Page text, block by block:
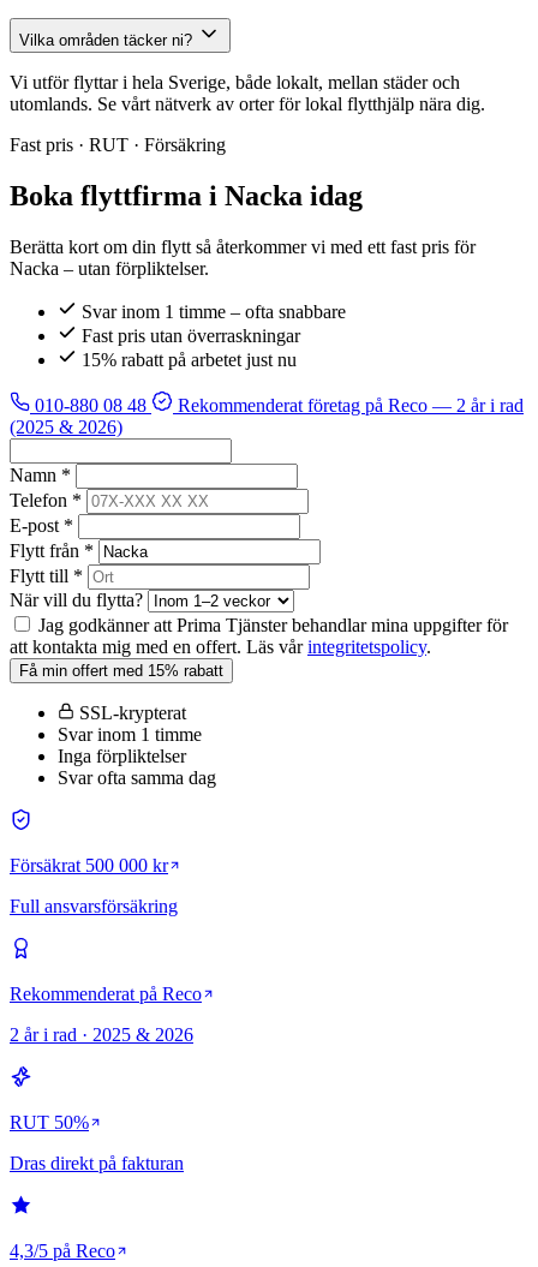
Vilka områden täcker ni?
Vi utför flyttar i hela Sverige, både lokalt, mellan städer och
utomlands. Se vårt nätverk av orter för lokal flytthjälp nära dig.
Fast pris · RUT · Försäkring
Boka flyttfirma i Nacka idag
Berätta kort om din flytt så återkommer vi med ett fast pris för
Nacka – utan förpliktelser.
Svar inom 1 timme – ofta snabbare
Fast pris utan överraskningar
15% rabatt på arbetet just nu
010-880 08 48 Rekommenderat företag på Reco — 2 år i rad
(2025 & 2026)
Namn *
Telefon *
E-post *
Flytt från *
Flytt till *
När vill du flytta?
Jag godkänner att Prima Tjänster behandlar mina uppgifter för
att kontakta mig med en offert. Läs vårintegritetspolicy.
Få min offert med 15% rabatt
SSL-krypterat
Svar inom 1 timme
Inga förpliktelser
Svar ofta samma dag
Försäkrat 500 000 kr
Full ansvarsförsäkring
Rekommenderat på Reco
2 år i rad · 2025 & 2026
RUT 50%
Dras direkt på fakturan
4,3/5 på Reco